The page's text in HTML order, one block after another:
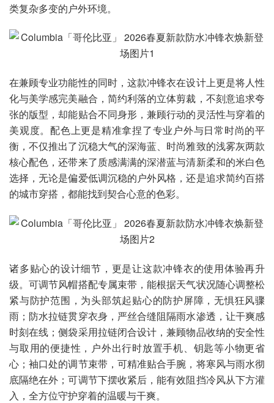
类复杂多变的户外环境。
在兼顾专业功能性的同时，这款冲锋衣在设计上更是将人性
化与美学感完美融合，简约利落的立体剪裁，不刻意追求夸
张的版型，却能贴合不同身形，兼顾行动的灵活性与穿着的
美观度。配色上更是精准拿捏了专业户外与日常时尚的平
衡，不仅推出了沉稳大气的深海蓝、时尚雅致的浅雾灰两款
核心配色，还带来了质感满满的深潜蓝与清新柔和的米白色
选择，无论是偏爱低调沉稳的户外风格，还是追求简约百搭
的城市穿搭，都能找到契合心意的色彩。
诸多贴心的设计细节，更是让这款冲锋衣的使用体验再升
级。可调节风帽搭配专属束带，能根据天气状况随心调整松
紧与防护范围，为头部筑起贴心的防护屏障，无惧狂风骤
雨；防水拉链贯穿衣身，严丝合缝阻隔雨水渗透，让干爽感
时刻在线；侧袋采用拉链闭合设计，兼顾物品收纳的安全性
与取用的便捷性，户外出行时放置手机、钥匙等小物更省
心；袖口处的调节束带，可精准贴合手腕，将寒风与雨水彻
底隔绝在外；可调节下摆收紧后，能有效阻挡冷风从下方灌
入，全方位守护穿着的温暖与干爽。